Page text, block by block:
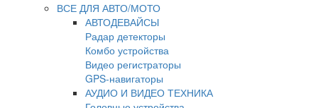
ВСЕ ДЛЯ АВТО/МОТО
АВТОДЕВАЙСЫ
Радар детекторы
Комбо устройства
Видео регистраторы
GPS-навигаторы
АУДИО И ВИДЕО ТЕХНИКА